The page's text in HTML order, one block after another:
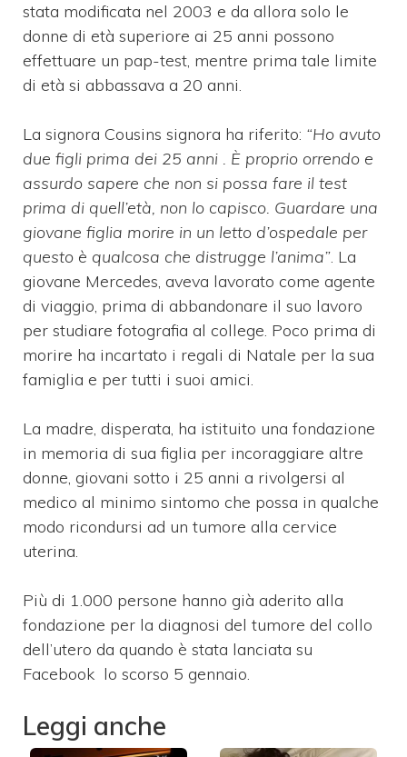
stata modificata nel 2003 e da allora solo le
donne di età superiore ai 25 anni possono
effettuare un pap-test, mentre prima tale limite
di età si abbassava a 20 anni.
La signora Cousins ​​signora ha riferito: “Ho avuto
due figli prima dei 25 anni . È proprio orrendo e
assurdo sapere che non si possa fare il test
prima di quell’età, non lo capisco. Guardare una
giovane figlia morire in un letto d’ospedale per
questo è qualcosa che distrugge l’anima”. La
giovane Mercedes, aveva lavorato come agente
di viaggio, prima di abbandonare il suo lavoro
per studiare fotografia al college. Poco prima di
morire ha incartato i regali di Natale per la sua
famiglia e per tutti i suoi amici.
La madre, disperata, ha istituito una fondazione
in memoria di sua figlia per incoraggiare altre
donne, giovani sotto i 25 anni a rivolgersi al
medico al minimo sintomo che possa in qualche
modo ricondursi ad un tumore alla cervice
uterina.
Più di 1.000 persone hanno già aderito alla
fondazione per la diagnosi del tumore del collo
dell’utero da quando è stata lanciata su
Facebook lo scorso 5 gennaio.
Leggi anche